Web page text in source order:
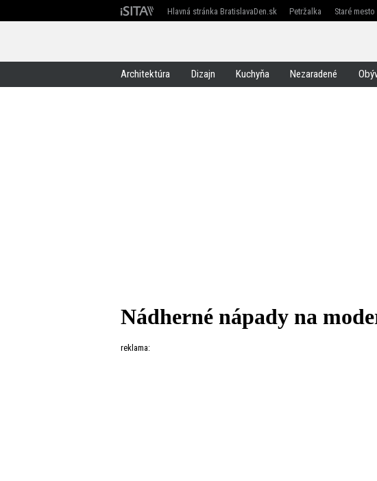
Hlavná stránka BratislavaDen.sk Petržalka Staré mesto
Architektúra Dizajn Kuchyňa Nezaradené
Nádherné nápady na
reklama: